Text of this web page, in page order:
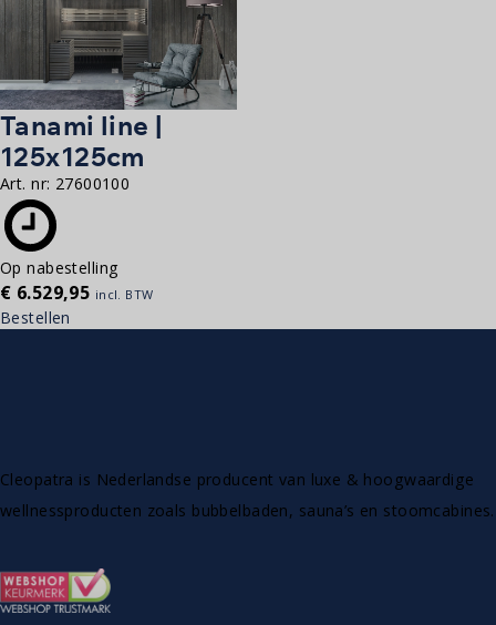
Tanami line |
125x125cm
Art. nr: 27600100
Op nabestelling
€ 6.529,95 incl. BTW
Bestellen
Cleopatra is Nederlandse producent van luxe & hoogwaardige
wellnessproducten zoals bubbelbaden, sauna’s en stoomcabines.